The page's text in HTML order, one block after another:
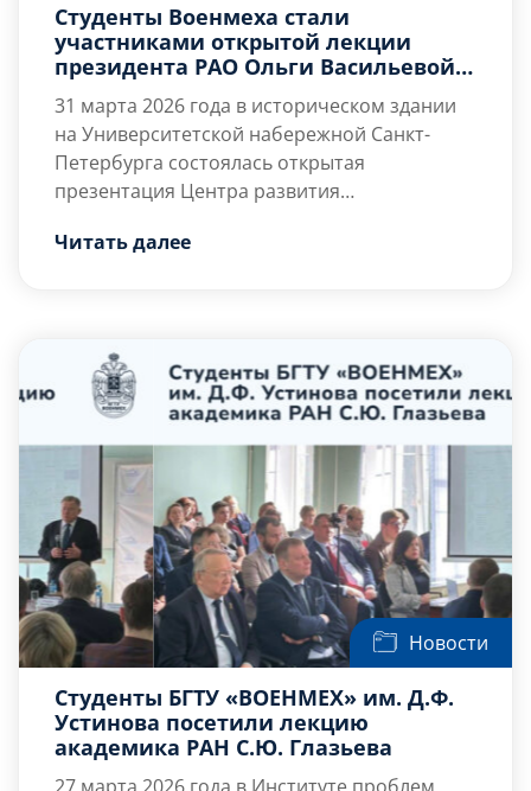
Студенты Военмеха стали
участниками открытой лекции
президента РАО Ольги Васильевой в
рамках Петербургского
образовательного форума
31 марта 2026 года в историческом здании
на Университетской набережной Санкт-
Петербурга состоялась открытая
презентация Центра развития
исследований Российской академии
образовательного форума.
университета возглавил руководитель
Читать далее
Новости
Студенты БГТУ «ВОЕНМЕХ» им. Д.Ф.
Устинова посетили лекцию
академика РАН С.Ю. Глазьева